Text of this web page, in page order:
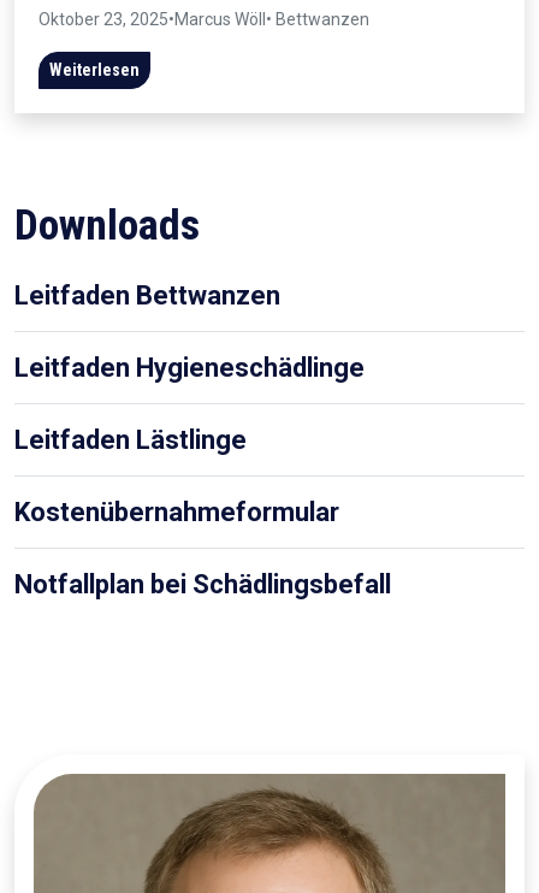
Oktober 23, 2025•Marcus Wöll • Bettwanzen
Weiterlesen
Downloads
Leitfaden Bettwanzen
Leitfaden Hygieneschädlinge
Leitfaden Lästlinge
Kostenübernahmeformular
Notfallplan bei Schädlingsbefall